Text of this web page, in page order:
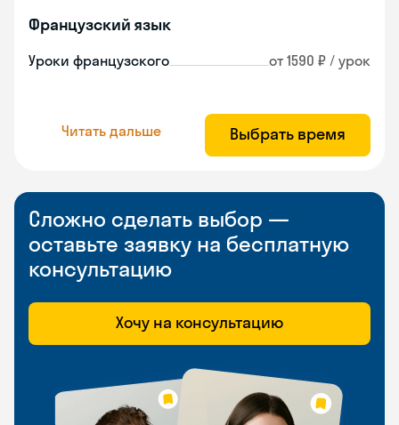
Французский язык
Уроки французского от 1590 ₽ / урок
Читать дальше Выбрать время
Сложно сделать выбор —
оставьте заявку на бесплатную
консультацию
Хочу на консультацию